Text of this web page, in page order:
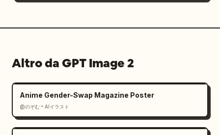
Altro da GPT Image 2
Anime Gender-Swap Magazine Poster
@のぞむ＊AIイラスト